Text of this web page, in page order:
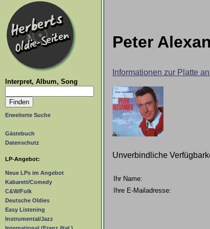
Interpret, Album, Song
Erweiterte Suche
Gästebuch
Datenschutz
LP-Angebot:
Neue LPs im Angebot
Kabarett/Comedy
C&W/Folk
Deutsche Oldies
Easy Listening
Instrumental/Jazz
Peter
Informationen zur Platte
Unverbindliche
Ihr Name:
Ihre E-Mailadresse: